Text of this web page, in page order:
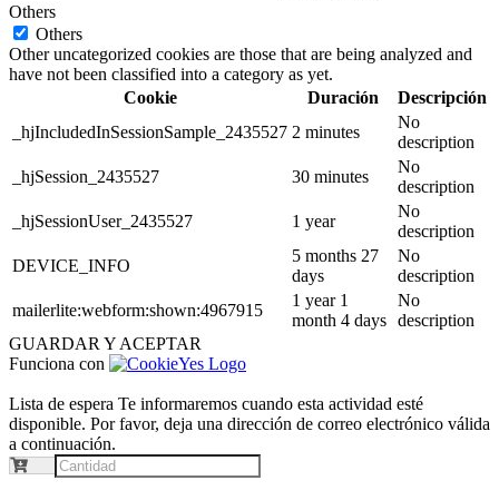
Others
Others
Other uncategorized cookies are those that are being analyzed and
have not been classified into a category as yet.
Cookie
Duración
Descripción
_hjIncludedInSessionSample_2435527 2 minutes
No
description
_hjSession_2435527
30 minutes
No
description
_hjSessionUser_2435527
1 year
No
description
DEVICE_INFO
5 months 27
days
No
description
mailerlite:webform:shown:4967915
1 year 1
month 4 days
No
description
GUARDAR Y ACEPTAR
Funciona con
Lista de espera Te informaremos cuando esta actividad esté
disponible. Por favor, deja una dirección de correo electrónico válida
a continuación.